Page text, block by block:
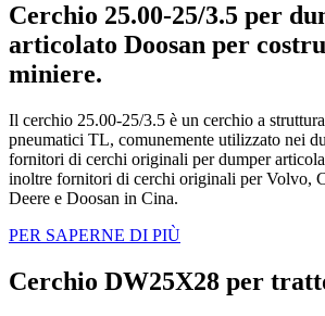
Cerchio 25.00-25/3.5 per
articolato Doosan per
miniere.
Il cerchio 25.00-25/3.5 è un cerchio a
pneumatici TL, comunemente utilizzato nei
fornitori di cerchi originali per dumper
inoltre fornitori di cerchi originali per Volvo,
Deere e Doosan in Cina.
PER SAPERNE DI PIÙ
Cerchio DW25X28 per